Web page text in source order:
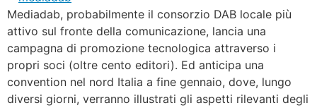
Mediadab, probabilmente il consorzio DAB locale più
attivo sul fronte della comunicazione, lancia una
campagna di promozione tecnologica attraverso i
propri soci (oltre cento editori). Ed anticipa una
convention nel nord Italia a fine gennaio, dove, lungo
diversi giorni, verranno illustrati gli aspetti rilevanti degli